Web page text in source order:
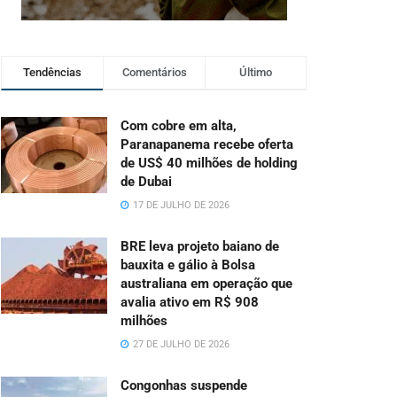
Tendências Comentários Último
Com cobre em alta,
Paranapanema recebe oferta
de US$ 40 milhões de holding
de Dubai
17 DE JULHO DE 2026
BRE leva projeto baiano de
bauxita e gálio à Bolsa
australiana em operação que
avalia ativo em R$ 908
milhões
27 DE JULHO DE 2026
Congonhas suspende